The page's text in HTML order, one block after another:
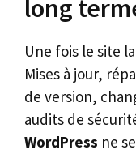
long
Une fois le site
Mises à jour,
de version,
audits de
WordPress ne